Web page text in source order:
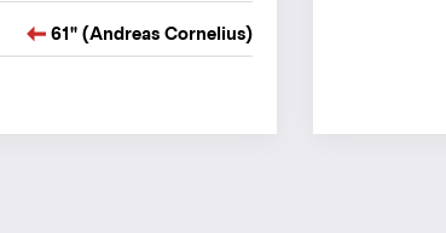
61" (Andreas Cornelius)